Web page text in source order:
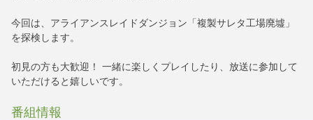
今回は、アライアンスレイドダンジョン「複製サレタ工場廃墟」
を探検します。
初見の方も大歓迎！ 一緒に楽しくプレイしたり、放送に参加して
いただけると嬉しいです。
番組情報